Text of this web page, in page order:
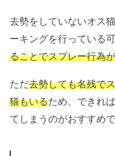
去勢をしていないオス
ーキングを行っている
ることでスプレー行為
ただ去勢しても名残で
猫もいるため、できれ
てしまうのがおすすめで